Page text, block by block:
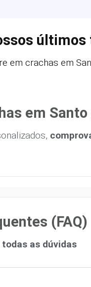
em crachas em
em
(FAQ)
as dúvidas